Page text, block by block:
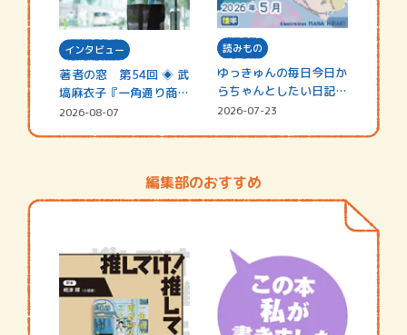
インタビュー
著者の窓 第54回 ◈ 武
塙麻衣子『一角通り商店
街の…
2026-08-07
読みもの
ゆっきゅんの毎日今日か
らちゃんとしたい日記
☆202…
2026-07-23
編集部のおすすめ